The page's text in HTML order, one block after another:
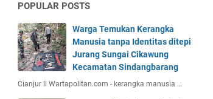
POPULAR POSTS
Warga Temukan Kerangka
Manusia tanpa Identitas ditepi
Jurang Sungai Cikawung
Kecamatan Sindangbarang
Cianjur ll Wartapolitan.com - kerangka manusia …